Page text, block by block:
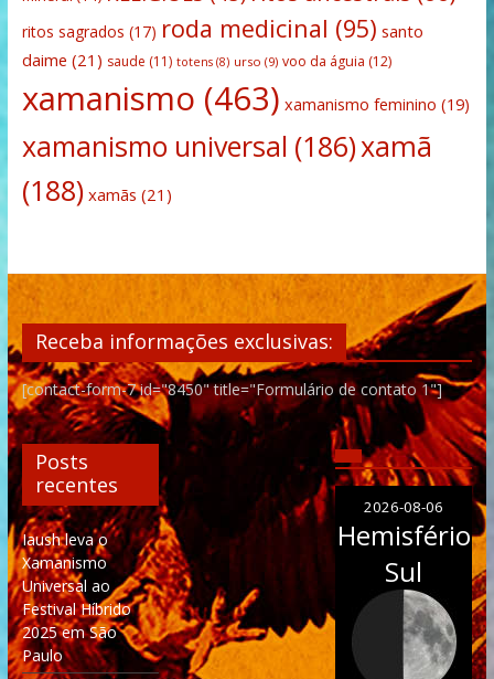
ritos sagrados (17) roda medicinal (95) santo
daime (21) saude (11) totens(8) urso (9) voo da águia (12)
xamanismo (463) xamanismo feminino (19)
xamanismo universal (186)xamã
(188) xamãs (21)
Receba informações exclusivas:
[contact-form-7 id="8450" title="Formulário de contato 1"]
Posts
recentes
Iaush leva o
Xamanismo
Universal ao
Festival Híbrido
2025 em São
Paulo
2026-08-06
Hemisfério
Sul